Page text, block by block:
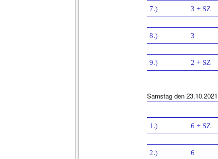
7.) 3 + SZ
8.) 3
9.) 2 + SZ
Samstag den 23.10.2021
1.) 6 + SZ
2.) 6